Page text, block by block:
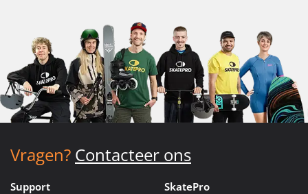
Vragen? Contacteer ons
Support SkatePro